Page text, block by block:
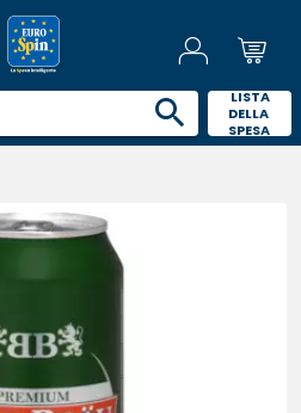
LISTA
DELLA
SPESA